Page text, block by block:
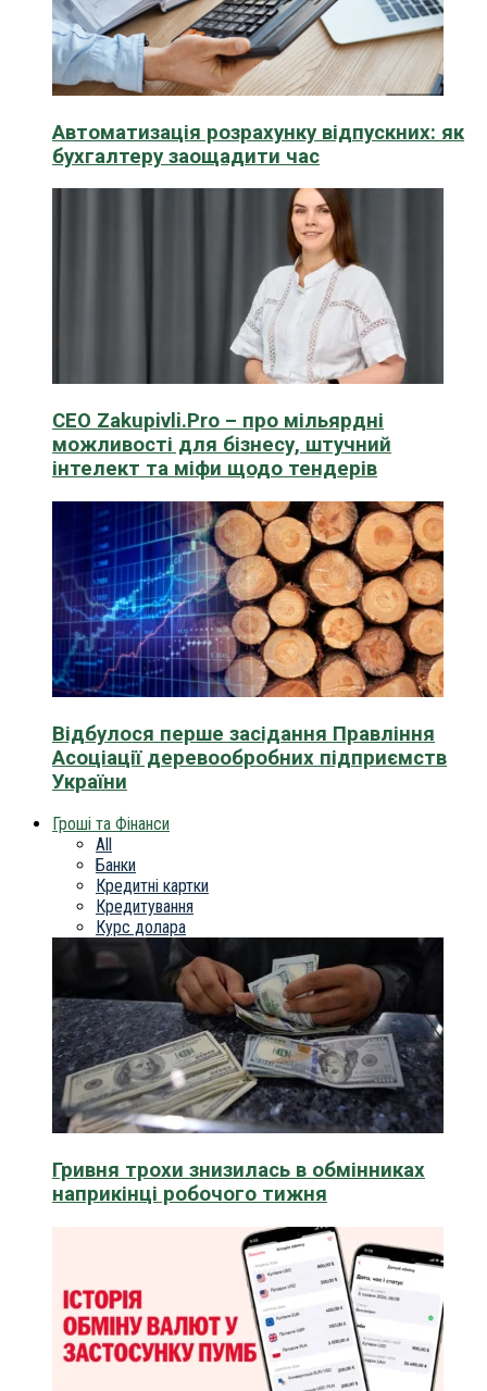
Автоматизація розрахунку відпускних: як
бухгалтеру заощадити час
CEO Zakupivli.Pro – про мільярдні
можливості для бізнесу, штучний
інтелект та міфи щодо тендерів
Відбулося перше засідання Правління
Асоціації деревообробних підприємств
України
Гроші та Фінанси
All
Банки
Кредитні картки
Кредитування
Курс долара
Гривня трохи знизилась в обмінниках
наприкінці робочого тижня